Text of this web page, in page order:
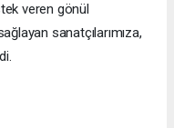
veren gönül
sanatçılarımıza,